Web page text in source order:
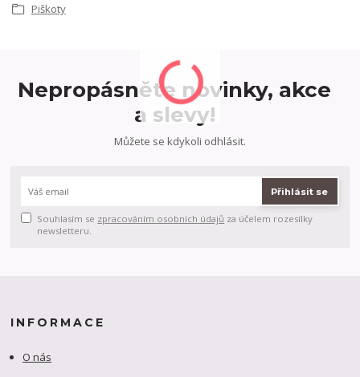
Piškoty
Nepropásněte novinky, akce
a slevy!
Můžete se kdykoli odhlásit.
Přihlásit se
Souhlasím se zpracováním osobních údajů za účelem rozesílky
newsletteru.
INFORMACE
O nás